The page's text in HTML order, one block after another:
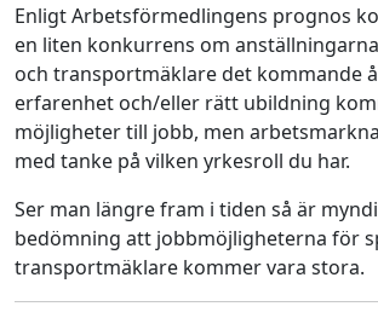
Enligt Arbetsförmedlingens prognos
en liten konkurrens om
och transportmäklare det kommande
erfarenhet och/eller rätt ubildning
möjligheter till jobb, men
med tanke på vilken yrkesroll du har.
Ser man längre fram i tiden så är
bedömning att jobbmöjligheterna för
transportmäklare kommer vara stora.